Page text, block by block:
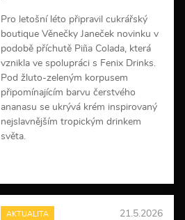
c
í
Pro letošní léto připravil cukrářský
boutique Věnečky Janeček novinku v
podobě příchutě Piña Colada, která
vznikla ve spolupráci s Fenix Drinks.
Pod žluto-zeleným korpusem
připomínajícím barvu čerstvého
ananasu se ukrývá krém inspirovaný
nejslavnějším tropickým drinkem
světa.
e
i
AKTUALITA 21.5.2026